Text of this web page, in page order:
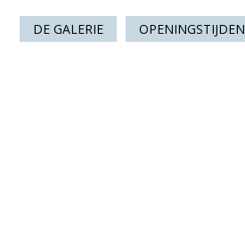
DE GALERIE OPENINGSTIJDEN